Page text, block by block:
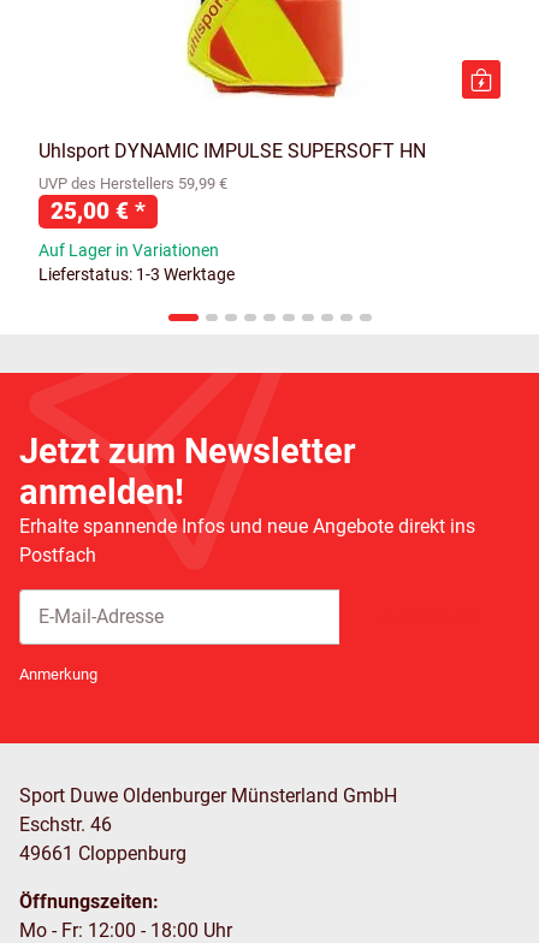
Uhlsport DYNAMIC IMPULSE SUPERSOFT HN
UVP des Herstellers 59,99 €
25,00 € *
Auf Lager in Variationen
Lieferstatus: 1-3 Werktage
Jetzt zum Newsletter
anmelden!
Erhalte spannende Infos und neue Angebote direkt ins
Postfach
Anmerkung
Sport Duwe Oldenburger Münsterland GmbH
Eschstr. 46
49661 Cloppenburg
Öffnungszeiten:
Mo - Fr: 12:00 - 18:00 Uhr